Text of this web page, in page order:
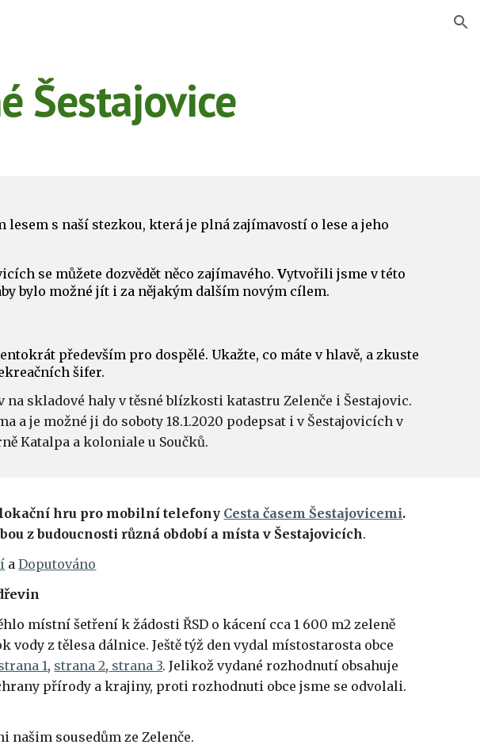
Šestajovice
s naší stezkou, která je plná zajímavostí o lese a jeho
se můžete dozvědět něco zajímavého.Vytvořili jsme v této
bylo možné jít i za nějakým dalším novým cílem.
především pro dospělé. Ukažte, co máte v hlavě, a zkuste
šifer.
na skladové haly v těsné blízkosti katastru Zelenče i Šestajovic.
je možné ji do soboty 18.1.2020 podepsat i v Šestajovicích v
Katalpa a koloniale u Součků.
hru pro mobilní telefony Cesta časem Šestajovicemi.
z budoucnosti různá období a místa v Šestajovicích.
aDoputováno
místní šetření k žádosti ŘSD o kácení cca 1 600 m2 zeleně
vody z tělesa dálnice. Ještě týž den vydal místostarosta obce
1, strana 2, strana 3. Jelikož vydané rozhodnutí obsahuje
přírody a krajiny, proti rozhodnuti obce jsme se odvolali.
našim sousedům ze Zelenče.